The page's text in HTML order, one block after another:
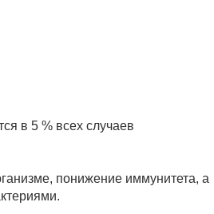
в 5 % всех случаев
понижение иммунитета, а